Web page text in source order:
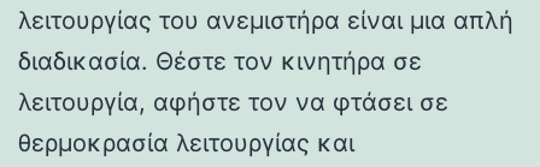
λειτουργίας του ανεμιστήρα είναι μια απλή
διαδικασία. Θέστε τον κινητήρα σε
λειτουργία, αφήστε τον να φτάσει σε
θερμοκρασία λειτουργίας και